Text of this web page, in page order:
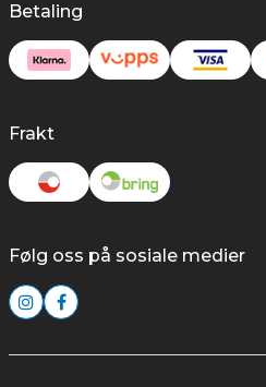
Betaling
Frakt
Følg oss på sosiale medier